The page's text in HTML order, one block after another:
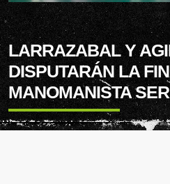
LARRAZABAL Y
DISPUTARÁN LA
MANOMANISTA